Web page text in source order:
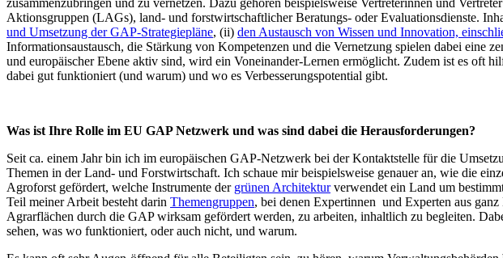
zusammenzubringen und zu vernetzen. Dazu gehören beispielsweise Vertreterinnen und
Aktionsgruppen (LAGs), land- und forstwirtschaftlicher Beratungs- oder Evaluationsdienste.
und Umsetzung der GAP-Strategiepläne, (ii) den Austausch von Wissen und Innovation,
Informationsaustausch, die Stärkung von Kompetenzen und die Vernetzung spielen dabei eine
und europäischer Ebene aktiv sind, wird ein Voneinander-Lernen ermöglicht. Zudem ist es oft
dabei gut funktioniert (und warum) und wo es Verbesserungspotential gibt.
Was ist Ihre Rolle im EU GAP Netzwerk und was sind dabei die Herausforderungen?
Seit ca. einem Jahr bin ich im europäischen GAP-Netzwerk bei der Kontaktstelle für die
Themen in der Land- und Forstwirtschaft. Ich schaue mir beispielsweise genauer an, wie die
Agroforst gefördert, welche Instrumente der grünen Architekturverwendet ein Land um
Teil meiner Arbeit besteht darin Themengruppen, bei denen Expertinnen und Experten aus
Agrarflächen durch die GAP wirksam gefördert werden, zu arbeiten, inhaltlich zu begleiten.
sehen, was wo funktioniert, oder auch nicht, und warum.